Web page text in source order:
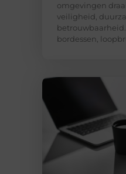
omgevingen
veiligheid,
bordessen,